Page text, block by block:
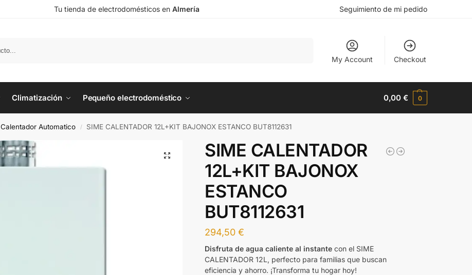
Tu tienda de electrodomésticos en Almería Seguimiento de mi pedido
My Account Checkout
Climatización Pequeño electrodoméstico 0,00€ 0
Calentador Automatico / SIME CALENTADOR 12L+KIT BAJONOX ESTANCO BUT8112631
SIME CALENTADOR
12L+KIT BAJONOX
ESTANCO
BUT8112631
294,50€
Disfruta de agua caliente al instante con el SIME
CALENTADOR 12L, perfecto para familias que buscan
eficiencia y ahorro. ¡Transforma tu hogar hoy!